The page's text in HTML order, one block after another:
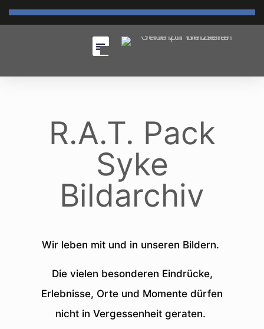
R.A.T. Pack
Syke
Bildarchiv
Wir leben mit und in unseren Bildern.
Die vielen besonderen Eindrücke,
Erlebnisse, Orte und Momente dürfen
nicht in Vergessenheit geraten.